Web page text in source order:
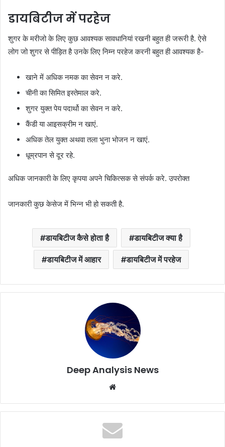
डायबिटीज में परहेज
शुगर के मरीजो के लिए कुछ आवश्यक सावधानियां रखनी बहुत ही जरूरी है. ऐसे
लोग जो शुगर से पीड़ित है उनके लिए निम्न परहेज करनी बहुत ही आवश्यक है-
खाने में अधिक नमक का सेवन न करे.
चीनी का सिमित इस्तेमाल करे.
शुगर युक्त पेय पदार्थो का सेवन न करे.
कैंडी या आइसक्रीम न खाएं.
अधिक तेल युक्त अथवा तला भुना भोजन न खाएं.
धूम्रपान से दूर रहे.
अधिक जानकारी के लिए कृपया अपने चिकित्सक से संपर्क करे. उपरोक्त
जानकारी कुछ केसेज में भिन्न भी हो सकती है.
डायबिटीज कैसे होता है डायबिटीज क्या है
डायबिटीज में आहार डायबिटीज में परहेज
Deep Analysis News